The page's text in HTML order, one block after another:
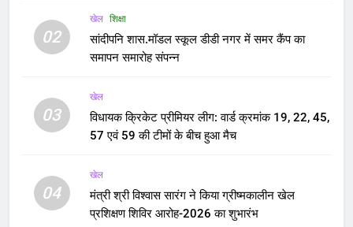
02
खेल शिक्षा
सांदीपनि शास.मॉडल स्कूल डीडी नगर में समर कैंप का
समापन समारोह संपन्न
03
खेल
विधायक क्रिकेट प्रीमियर लीग: वार्ड क्रमांक 19, 22, 45,
57 एवं 59 की टीमों के बीच हुआ मैच
04
खेल
मंत्री श्री विश्वास सारंग ने किया ग्रीष्मकालीन खेल
प्रशिक्षण शिविर आरोह-2026 का शुभारंभ